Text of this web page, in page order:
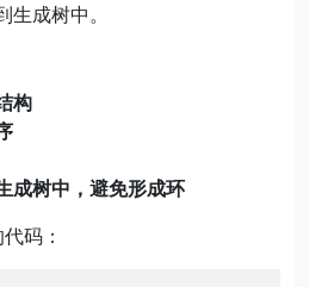
成树中。
构
成树中，避免形成环
码：